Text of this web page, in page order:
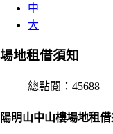
中
大
場地租借須知
總點閱：45688
陽明山中山樓場地租借